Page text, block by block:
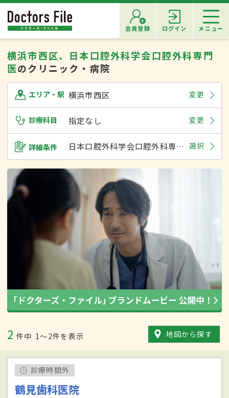
会員登録 ログイン メニュー
横浜市西区、日本口腔外科学会口腔外科専門
医のクリニック・病院
エリア・駅 横浜市西区 変更
診療科目 指定なし 変更
詳細条件 日本口腔外科学会口腔外科専門医 選択
2 件中 1〜2件を表示 地図から探す
診療時間外
鶴見歯科医院